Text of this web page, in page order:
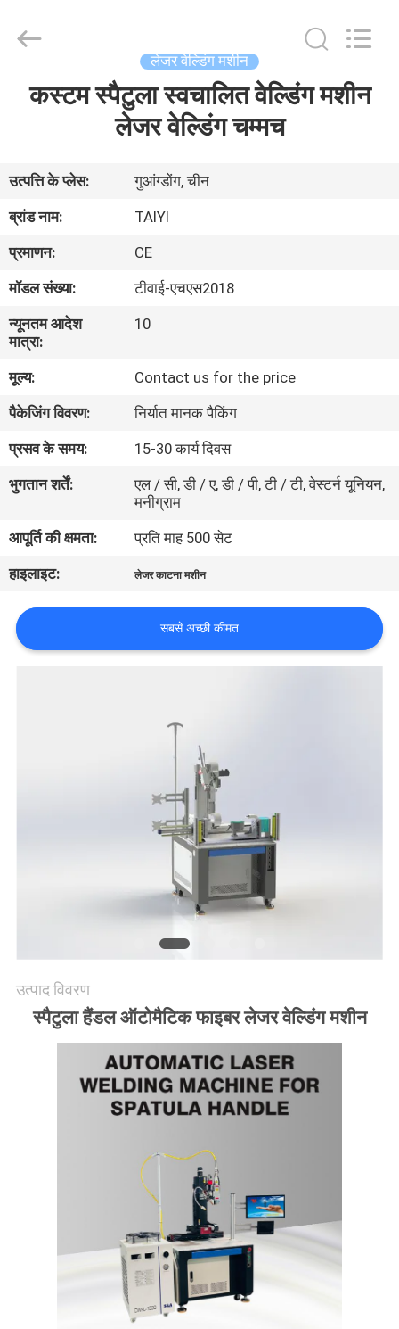
वीडियो
हमारे
बारे
में
कारखाना
भ्रमण
संपर्क
समाचार
समाधान
Technology
Company
Reserved.
लेजर वेल्डिंग मशीन
कस्टम स्पैटुला स्वचालित वेल्डिंग मशीन
लेजर वेल्डिंग चम्मच
उत्पत्ति के प्लेस:
गुआंग्डोंग, चीन
ब्रांड नाम:
TAIYI
प्रमाणन:
CE
मॉडल संख्या:
टीवाई-एचएस2018
न्यूनतम आदेश
मात्रा:
10
मूल्य:
Contact us for the price
पैकेजिंग विवरण:
निर्यात मानक पैकिंग
प्रसव के समय:
15-30 कार्य दिवस
भुगतान शर्तें:
एल / सी, डी / ए, डी / पी, टी / टी, वेस्टर्न यूनियन,
मनीग्राम
आपूर्ति की क्षमता:
प्रति माह 500 सेट
हाइलाइट:
लेजर काटना मशीन
सबसे अच्छी कीमत
उत्पाद विवरण
स्पैटुला हैंडल ऑटोमैटिक फाइबर लेजर वेल्डिंग मशीन